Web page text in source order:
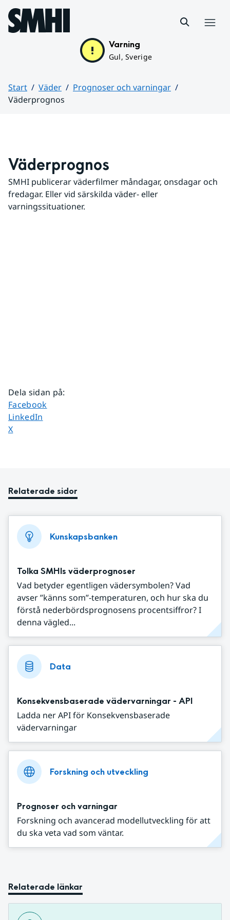
Hoppa till sidans innehåll
Varning
Gul, Sverige
Start Väder
Prognoser och varningar
Väderprognos
Väderprognos
SMHI publicerar väderfilmer måndagar, onsdagar och
fredagar. Eller vid särskilda väder- eller
varningssituationer.
Dela sidan på:
Dela sidan på
Facebook
Dela sidan på
LinkedIn
Dela sidan på
X
Relaterade sidor
Kunskapsbanken
Tolka SMHIs väderprognoser
Vad betyder egentligen vädersymbolen? Vad
avser ”känns som”-temperaturen, och hur ska du
förstå nederbördsprognosens procentsiffror? I
denna vägled...
Data
Konsekvensbaserade vädervarningar - API
Ladda ner API för Konsekvensbaserade
vädervarningar
Forskning och utveckling
Prognoser och varningar
Forskning och avancerad modellutveckling för att
du ska veta vad som väntar.
Relaterade länkar